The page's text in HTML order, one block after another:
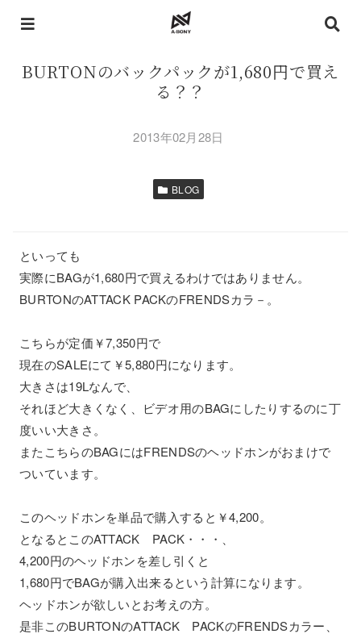
BURTONのバックパックが1,680円で買え
る？？
2013年02月28日
BLOG
といっても
実際にBAGが1,680円で買えるわけではありません。
BURTONのATTACK PACKのFRENDSカラ－。
こちらが定価￥7,350円で
現在のSALEにて￥5,880円になります。
大きさは19Lなんで、
それほど大きくなく、ビデオ用のBAGにしたりするのに丁
度いい大きさ。
またこちらのBAGにはFRENDSのヘッドホンがおまけで
ついています。
このヘッドホンを単品で購入すると￥4,200。
となるとこのATTACK PACK・・・、
4,200円のヘッドホンを差し引くと
1,680円でBAGが購入出来るという計算になります。
ヘッドホンが欲しいとお考えの方。
是非このBURTONのATTACK PACKのFRENDSカラー、